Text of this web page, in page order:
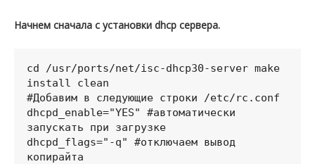
Начнем сначала с установки dhcp сервера.
cd /usr/ports/net/isc-dhcp30-server make
install clean
#Добавим в следующие строки /etc/rc.conf
dhcpd_enable="YES" #автоматически
запускать при загрузке
dhcpd_flags="-q" #отключаем вывод
копирайта